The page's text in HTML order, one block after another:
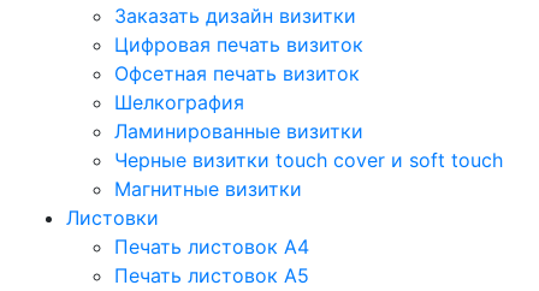
Заказать дизайн визитки
Цифровая печать визиток
Офсетная печать визиток
Шелкография
Ламинированные визитки
Черные визитки touch cover и soft touch
Магнитные визитки
Листовки
Печать листовок А4
Печать листовок А5